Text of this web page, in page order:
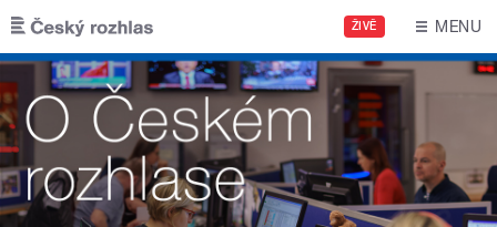
Přejít k hlavnímu obsahu
ŽIVĚ MENU